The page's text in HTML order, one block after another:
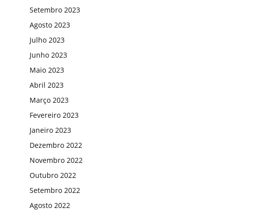
Setembro 2023
Agosto 2023
Julho 2023
Junho 2023
Maio 2023
Abril 2023
Março 2023
Fevereiro 2023
Janeiro 2023
Dezembro 2022
Novembro 2022
Outubro 2022
Setembro 2022
Agosto 2022